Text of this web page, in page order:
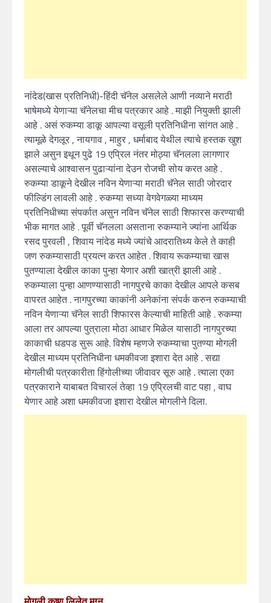
नांदेड(खास प्रतिनिधी)-हिंदी चॅनेल असलेले आणी नव्याने मराठी
भाषेमध्ये येणाऱ्या चॅनेलचा मीच पत्रकार आहे . माझी नियुक्ती झाली
आहे . असं रुकम्या डाकू आपल्या वसूली प्रतिनिधीना सांगत आहे .
त्यामूळे देगलूर , नायगाव , माहुर , धर्माबाद येथील त्याचे हस्तक खुश
झाले असुन इथून पुढे 19 एप्रिल नंतर मोठ्या चॅनलला लागणार
असल्याचे आश्वासन पुढाऱ्यांना देउन रोजची सोय करत आहे .
रुकम्या डाकूने देखील नविन येणाऱ्या मराठी चॅनेल साठी जोरदार
फील्डिंग लावली आहे . रुकम्या सध्या वेगवेगळ्या माध्यम
प्रतिनिधीच्या संपर्कात असुन नविन चॅनेल साठी शिफारस करण्याची
भीक मागत आहे . पूर्वी चॅनलला असताना रुकम्याने ज्यांना आर्थिक
रसद पुरवली , शिवाय नांदेड मध्ये ज्यांचे आदरातिथ्य केले ते काही
जण रुकम्यासाठी प्रयत्न करत आहेत . शिवाय रूकम्याचा खास
पुतण्याला देखील काका पुन्हा येणार अशी खात्री झाली आहे .
रुकम्याला पुन्हा आणण्यासाठी नागपुरचे काका देखील आपले कसब
वापरत आहेत . नागपुरच्या काकांनी अनेकांना संपर्क करुन रुकम्याची
नविन येणाऱ्या चॅनेल साठी शिफारस केल्याची माहिती आहे . रुकम्या
आला तर आपल्या पुत्राला मोठा आधार मिळेल यासाठी नागपुरच्या
काकाची धडपड सुरू आहे. विशेष म्हणजे रुकम्याचा पुतण्या मोगली
देखील माध्यम प्रतिनिधीना धमकीवजा इशारा देत आहे . सद्या
मोगलीची पत्रकारीता हिंगोलीच्या जीवावर सूरु आहे . त्याला एका
पत्रकाराने याबाबत विचारलं तेव्हा 19 एप्रिलची वाट पहा , वाघ
येणार आहे अशा धमकीवजा इशारा देखील मोगलीने दिला.